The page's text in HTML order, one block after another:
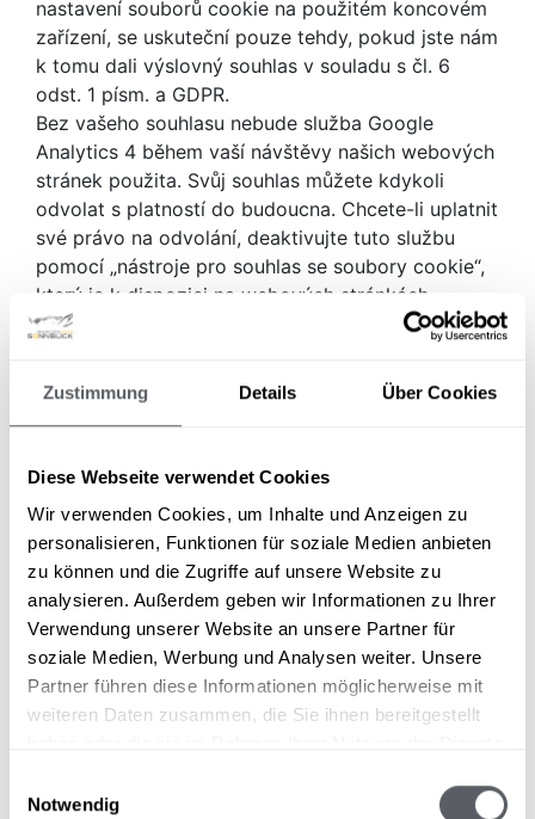
Zustimmung Details Über Cookies
Diese Webseite verwendet Cookies
Wir verwenden Cookies, um Inhalte und Anzeigen zu
personalisieren, Funktionen für soziale Medien anbieten
zu können und die Zugriffe auf unsere Website zu
analysieren. Außerdem geben wir Informationen zu Ihrer
Verwendung unserer Website an unsere Partner für
soziale Medien, Werbung und Analysen weiter. Unsere
Partner führen diese Informationen möglicherweise mit
weiteren Daten zusammen, die Sie ihnen bereitgestellt
Notwendig
nastavení souborů cookie na použitém koncovém
zařízení, se uskuteční pouze tehdy, pokud jste nám
k tomu dali výslovný souhlas v souladu s čl. 6
odst. 1 písm. a GDPR.
Bez vašeho souhlasu nebude služba Google
Analytics 4 během vaší návštěvy našich webových
stránek použita. Svůj souhlas můžete kdykoli
odvolat s platností do budoucna. Chcete-li uplatnit
své právo na odvolání, deaktivujte tuto službu
pomocí „nástroje pro souhlas se soubory cookie“,
který je k dispozici na webových stránkách.
Se společností Google jsme uzavřeli smlouvu o
údajů návštěvníků našich webových stránek a
zakazuje jejich neoprávněné zpřístupnění třetím
Další právní informace o službě Google Analytics 4
naleznete na adrese
https://business.safety.google
/intl/en /soukromí/
https://policies.google.com
/soukromí
?hl=en &gl=en a pod
https://policies.google.com
/technologie
/partnerské stránky
Demografické charakteristiky
vytváření statistik, které vypovídají o věku, pohlaví